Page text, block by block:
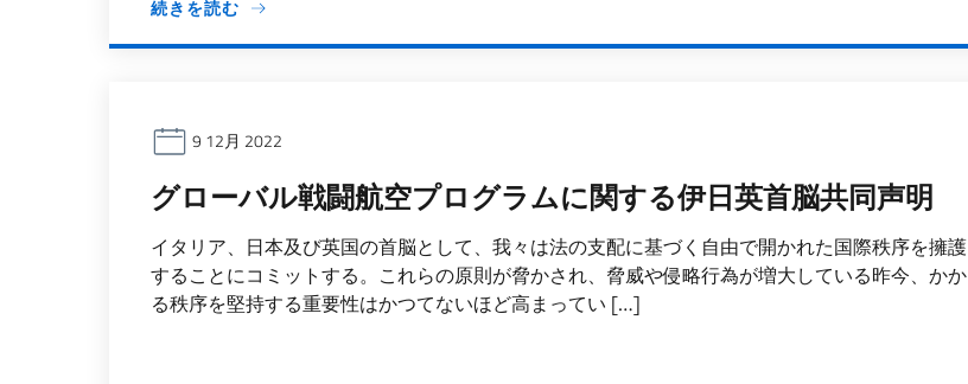
続きを読む
9 12月 2022
グローバル戦闘航空プログラムに関する伊日英首脳共同声明
イタリア、日本及び英国の首脳として、我々は法の支配に基づく自由で開かれた国際秩序を擁護
することにコミットする。これらの原則が脅かされ、脅威や侵略行為が増大している昨今、かか
る秩序を堅持する重要性はかつてないほど高まってい […]